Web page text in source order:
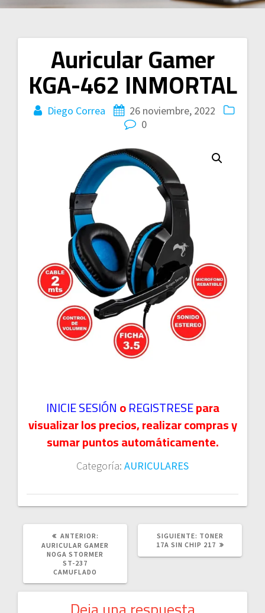
Auricular Gamer
KGA-462 INMORTAL
Diego Correa
26 noviembre, 2022
0
INICIE SESIÓNoREGISTRESEpara
visualizar los precios, realizar compras y
sumar puntos automáticamente.
Categoría: AURICULARES
Navegación
de
entradas
ANTERIOR:
ANTERIOR:
AURICULAR GAMER
NOGA STORMER
ST-237
CAMUFLADO
SIGUIENTE: SIGUIENTE
POST:
TONER
17A SIN CHIP 217